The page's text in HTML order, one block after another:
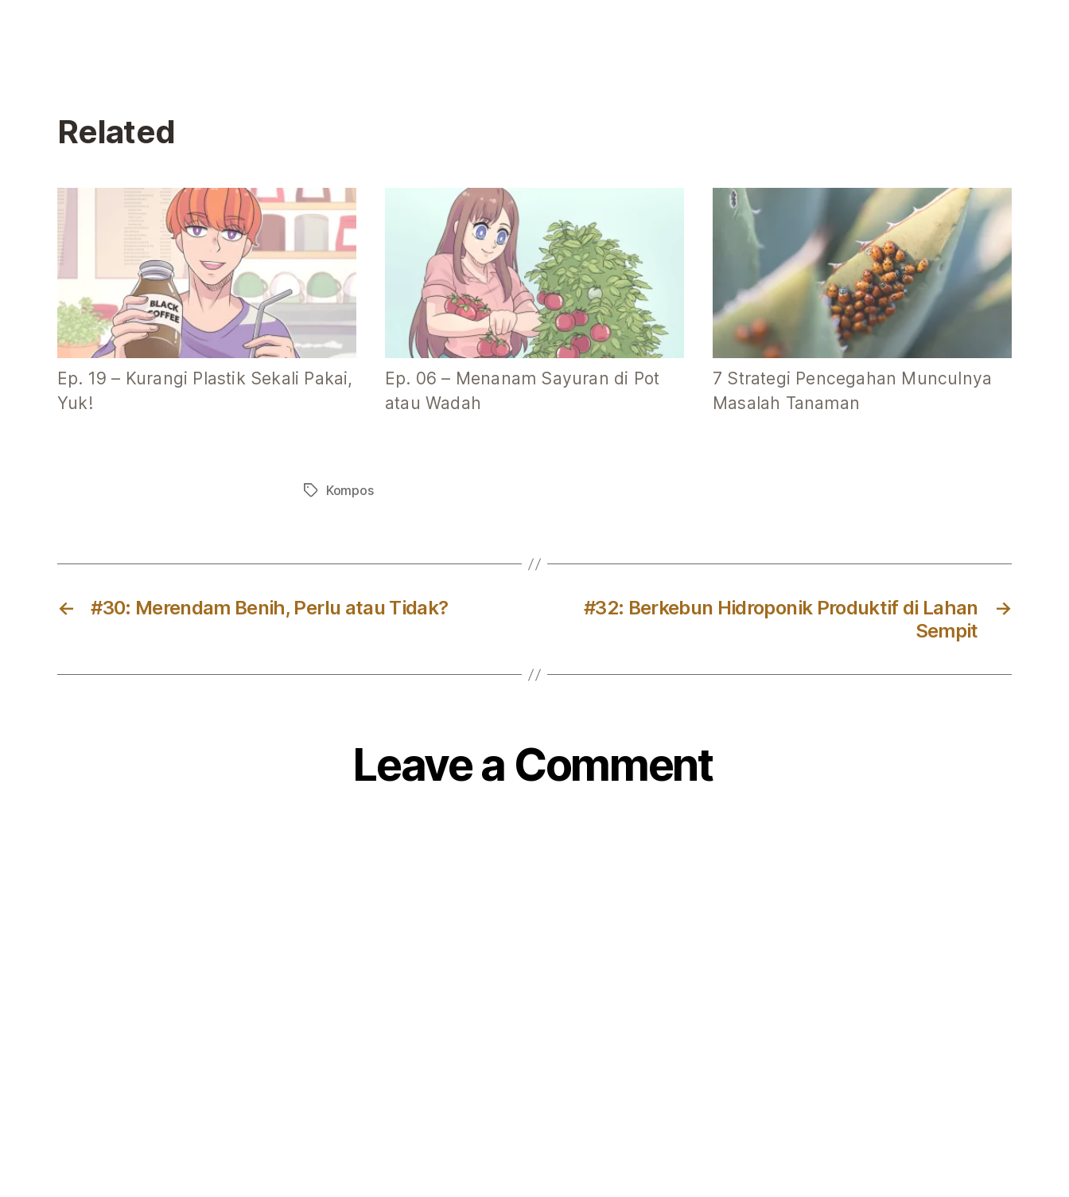
Related
Ep. 19 – Kurangi Plastik Sekali Pakai,
Yuk!
Ep. 06 – Menanam Sayuran di Pot
atau Wadah
7 Strategi Pencegahan Munculnya
Masalah Tanaman
Tag Kompos
← #30: Merendam Benih, Perlu atau Tidak? →
#32: Berkebun Hidroponik Produktif di Lahan
Sempit
Leave a Comment